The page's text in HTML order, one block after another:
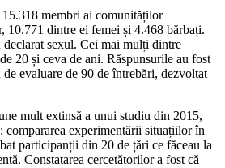
membri ai comunităților
10.771 dintre ei femei și 4.468 bărbați.
sexul. Cei mai mulți dintre
20 și ceva de ani. Răspunsurile au fost
evaluare de 90 de întrebări, dezvoltat
mult extinsă a unui studiu din 2015,
compararea experimentării situațiilor în
participanții din 20 de țări ce făceau la
Constatarea cercetătorilor a fost că